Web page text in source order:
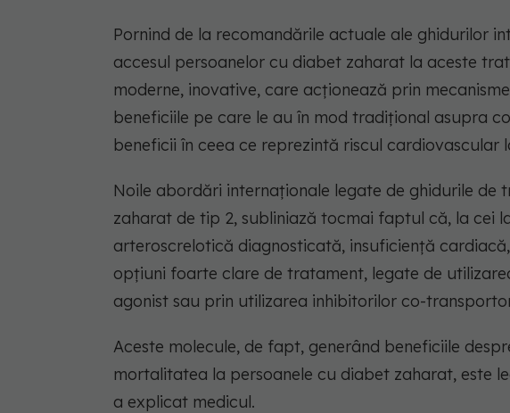
Pornind de la recomandările actuale ale ghidurilor
accesul persoanelor cu diabet zaharat la aceste
moderne, inovative, care acționează prin
beneficiile pe care le au în mod tradițional asupra
beneficii în ceea ce reprezintă riscul
Noile abordări internaționale legate de ghidurile
zaharat de tip 2, subliniază tocmai faptul că, la cei
arteroscrelotică diagnosticată, insuficiență
opțiuni foarte clare de tratament, legate de
agonist sau prin utilizarea inhibitorilor co-
Aceste molecule, de fapt, generând beneficiile
mortalitatea la persoanele cu diabet zaharat, este
a explicat medicul.